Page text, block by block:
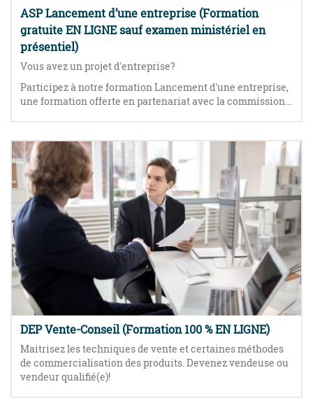
ASP Lancement d’une entreprise (Formation
gratuite EN LIGNE sauf examen ministériel en
présentiel)
Vous avez un projet d'entreprise?
Participez à notre formation Lancement d'une entreprise,
une formation offerte en partenariat avec la commission...
DEP Vente-Conseil (Formation 100 % EN LIGNE)
Maitrisez les techniques de vente et certaines méthodes
de commercialisation des produits. Devenez vendeuse ou
vendeur qualifié(e)!